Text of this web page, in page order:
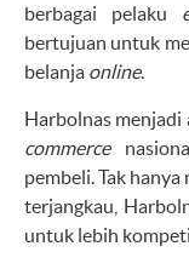
berbagai pelaku
bertujuan untuk
belanja online.
Harbolnas menjadi
commerce
pembeli. Tak
terjangkau,
untuk lebih